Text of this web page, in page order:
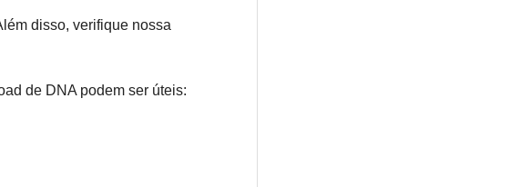
disso, verifique nossa
de DNA podem ser úteis: